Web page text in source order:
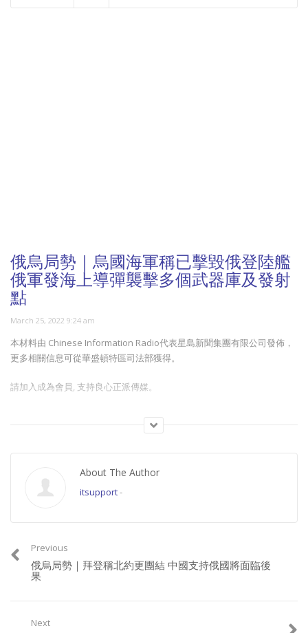
俄烏局勢｜烏國海軍稱已擊毀俄登陸艦
俄軍發海上導彈襲擊多個武器庫及發射
點
March 25, 2022 9:24 am
本材料由 Chinese Information Radio代表星島新聞集團有限公司發佈，
更多相關信息可從華盛頓特區司法部獲得。
請加入成為會員, 支持良心正派傳媒。
Join this channel to get access to perks:
請星電視飲茶https://www.buymeacoffee.com/singtaousa
About The Author
itsupport-
Previous
俄烏局勢｜拜登稱北約更團結 中國支持俄國將面臨後
果
Next